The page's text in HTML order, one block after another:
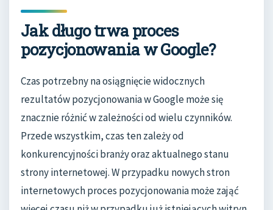
Jak długo trwa proces
pozycjonowania w Google?
Czas potrzebny na osiągnięcie widocznych
rezultatów pozycjonowania w Google może się
znacznie różnić w zależności od wielu czynników.
Przede wszystkim, czas ten zależy od
konkurencyjności branży oraz aktualnego stanu
strony internetowej. W przypadku nowych stron
internetowych proces pozycjonowania może zająć